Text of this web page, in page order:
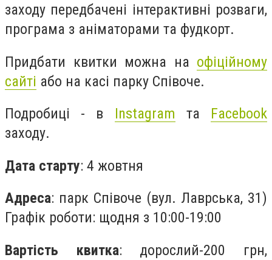
заходу передбачені інтерактивні розваги,
програма з аніматорами та фудкорт.
Придбати квитки можна на офіційному
сайті або на касі парку Співоче.
Подробиці - в Instagram та Facebook
заходу.
Дата старту: 4 жовтня
Адреса: парк Співоче (вул. Лаврська, 31)
Графік роботи: щодня з 10:00-19:00
Вартість квитка: дорослий-200 грн,